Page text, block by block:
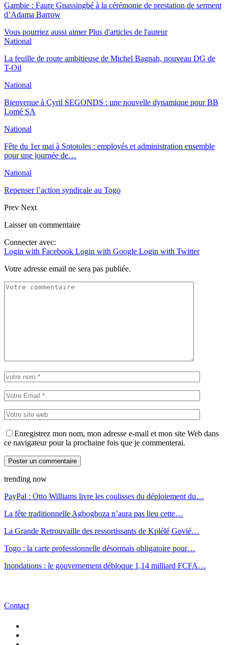
Gambie : Faure Gnassingbé à la cérémonie de prestation de serment
d’Adama Barrow
Vous pourriez aussi aimer Plus d'articles de l'auteur
National
La feuille de route ambitieuse de Michel Bagnah, nouveau DG de
T-Oil
National
Bienvenue à Cyril SEGONDS : une nouvelle dynamique pour BB
Lomé SA
National
Fête du 1er mai à Sototoles : employés et administration ensemble
pour une journée de…
National
Repenser l’action syndicale au Togo
Prev Next
Laisser un commentaire
Connecter avec:
Login with Facebook Login with Google Login with Twitter
Votre adresse email ne sera pas publiée.
Enregistrez mon nom, mon adresse e-mail et mon site Web dans
ce navigateur pour la prochaine fois que je commenterai.
trending now
PayPal : Otto Williams livre les coulisses du déploiement du…
La fête traditionnelle Agbogboza n’aura pas lieu cette…
La Grande Retrouvaille des ressortissants de Kplélé Govié…
Togo : la carte professionnelle désormais obligatoire pour…
Inondations : le gouvernement débloque 1,14 milliard FCFA…
Contact